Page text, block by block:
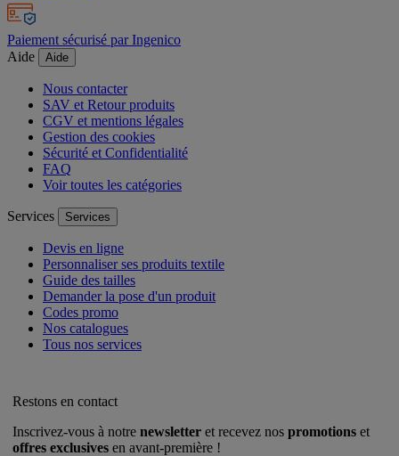
Paiement sécurisé par Ingenico
Aide
Aide
Nous contacter
SAV et Retour produits
CGV et mentions légales
Gestion des cookies
Sécurité et Confidentialité
FAQ
Voir toutes les catégories
Services Services
Devis en ligne
Personnaliser ses produits textile
Guide des tailles
Demander la pose d'un produit
Codes promo
Nos catalogues
Tous nos services
Restons en contact
Inscrivez-vous à notre newsletter et recevez nos promotions et
offres exclusives en avant-première !